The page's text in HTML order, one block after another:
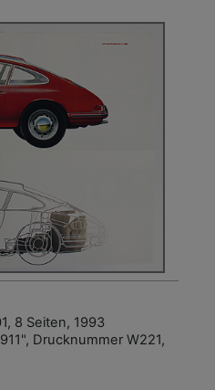
8 Seiten, 1993
Drucknummer W221,